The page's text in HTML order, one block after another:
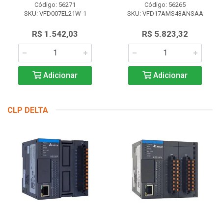
Código: 56271
SKU: VFD007EL21W-1
R$ 1.542,03
Adicionar
Código: 56265
SKU: VFD17AMS43ANSAA
R$ 5.823,32
Adicionar
CLP DELTA